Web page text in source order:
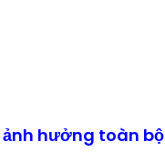
hưởng toàn bộ